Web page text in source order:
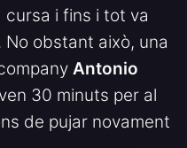
i fins i tot va
obstant això, una
Antonio
30 minuts per al
de pujar novament